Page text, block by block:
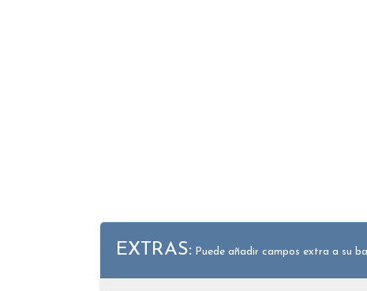
EXTRAS: Puede añadir campos extra a su